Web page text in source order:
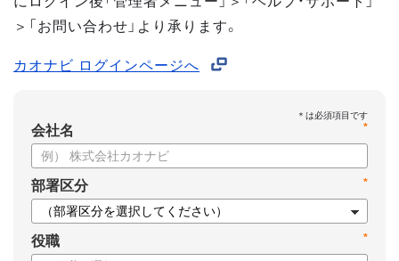
＞「お問い合わせ」より承ります。
カオナビ ログインページへ
*
会社名
*
部署区分
*
役職